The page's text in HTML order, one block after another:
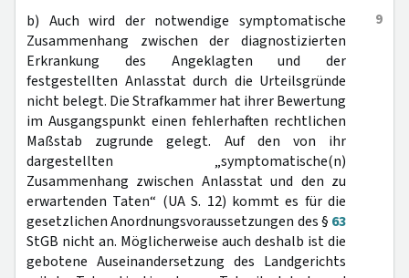
9
b) Auch wird der notwendige symptomatische
Zusammenhang zwischen der diagnostizierten
Erkrankung des Angeklagten und der
festgestellten Anlasstat durch die Urteilsgründe
nicht belegt. Die Strafkammer hat ihrer Bewertung
im Ausgangspunkt einen fehlerhaften rechtlichen
Maßstab zugrunde gelegt. Auf den von ihr
dargestellten „symptomatische(n)
Zusammenhang zwischen Anlasstat und den zu
erwartenden Taten“ (UA S. 12) kommt es für die
gesetzlichen Anordnungsvoraussetzungen des § 63
StGB nicht an. Möglicherweise auch deshalb ist die
gebotene Auseinandersetzung des Landgerichts